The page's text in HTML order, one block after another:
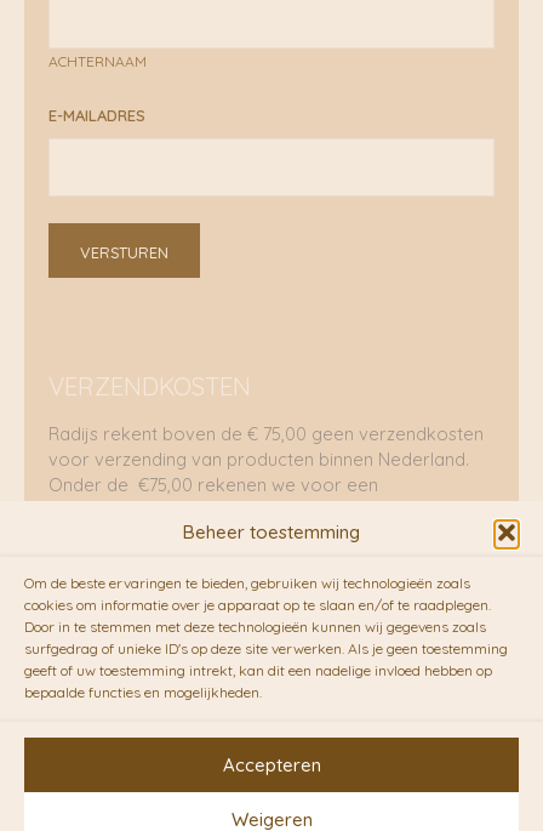
Beheer toestemming
Om de beste ervaringen te bieden, gebruiken wij technologieën zoals
cookies om informatie over je apparaat op te slaan en/of te raadplegen.
Door in te stemmen met deze technologieën kunnen wij gegevens zoals
surfgedrag of unieke ID's op deze site verwerken. Als je geen toestemming
geeft of uw toestemming intrekt, kan dit een nadelige invloed hebben op
bepaalde functies en mogelijkheden.
Accepteren
Weigeren
ACHTERNAAM
E-MAILADRES
VERSTUREN
VERZENDKOSTEN
Radijs rekent boven de € 75,00 geen verzendkosten
voor verzending van producten binnen Nederland.
Onder de €75,00 rekenen we voor een
RADIJS werkt samen met de duurzame bezorgdienst
vanFietskoeriers.nl. Pakketten (mits voorradig) voor
10.00 uur besteld op een doordeweekse dag,
bezorgen zij soms nog op dezelfde dag in de
avonduren! Brievenbuspakjes de volgende dag. En
waar mogelijk ook echt op de fiets!!